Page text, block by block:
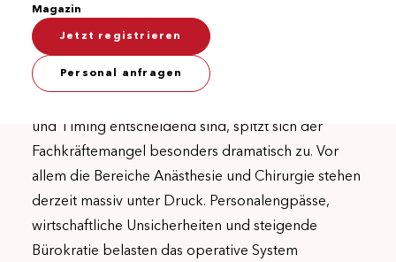
Magazin
Jetzt registrieren
Personal anfragen
Ob Herzkatheter, Blinddarm-OP oder
Hüftgelenkersatz – operative Eingriffe zählen zum
medizinischen Alltag in deutschen Krankenhäusern.
und Timing entscheidend sind, spitzt sich der
Fachkräftemangel besonders dramatisch zu. Vor
allem die Bereiche Anästhesie und Chirurgie stehen
derzeit massiv unter Druck. Personalengpässe,
wirtschaftliche Unsicherheiten und steigende
Bürokratie belasten das operative System